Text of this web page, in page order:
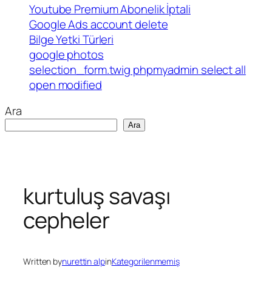
Youtube Premium Abonelik İptali
Google Ads account delete
Bilge Yetki Türleri
google photos
selection_form.twig phpmyadmin select all
open modified
Ara
Ara
kurtuluş savaşı
cepheler
Written bynurettin alpinKategorilenmemiş